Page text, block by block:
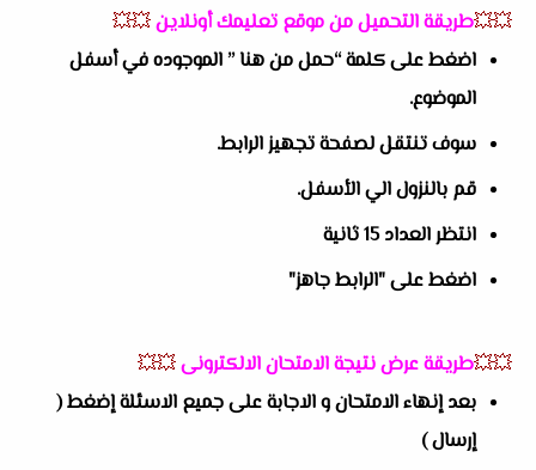
💥💥طريقة التحميل من موقع تعليمك أونلاين💥💥
اضغط على كلمة “حمل من هنا ” الموجوده في أسفل
الموضوع.
سوف تنتقل لصفحة تجهيز الرابط.
قم بالنزول الي الأسفل.
انتظر العداد 15 ثانية
اضغط على "الرابط جاهز"
💥💥طريقة عرض نتيجة الامتحان الالكترونى💥💥
بعد إنهاء الامتحان و الاجابة على جميع الاسئلة إضغط (
إرسال )